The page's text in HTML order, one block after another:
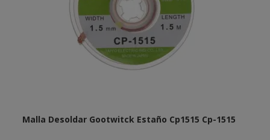
Malla Desoldar Gootwitck Estaño Cp1515 Cp-1515